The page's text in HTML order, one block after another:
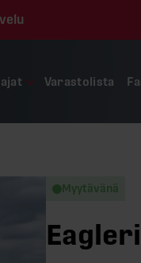
Varastolista
Myytävänä